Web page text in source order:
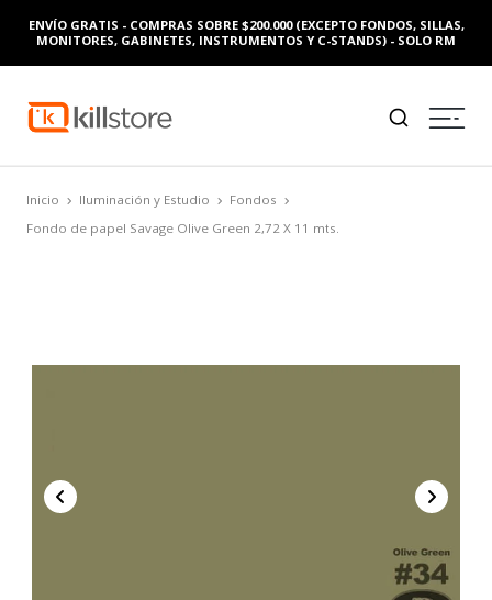
ENVÍO GRATIS - COMPRAS SOBRE $200.000 (EXCEPTO FONDOS, SILLAS,
MONITORES, GABINETES, INSTRUMENTOS Y C-STANDS) - SOLO RM
Inicio Iluminación y Estudio
Fondos
Fondo de papel Savage Olive Green 2,72 X 11 mts.